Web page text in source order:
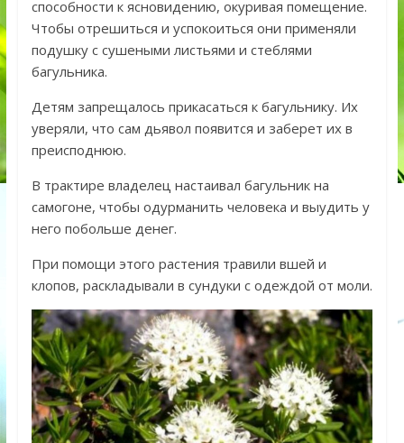
способности к ясновидению, окуривая помещение.
Чтобы отрешиться и успокоиться они применяли
подушку с сушеными листьями и стеблями
багульника.
Детям запрещалось прикасаться к багульнику. Их
уверяли, что сам дьявол появится и заберет их в
преисподнюю.
В трактире владелец настаивал багульник на
самогоне, чтобы одурманить человека и выудить у
него побольше денег.
При помощи этого растения травили вшей и
клопов, раскладывали в сундуки с одеждой от моли.